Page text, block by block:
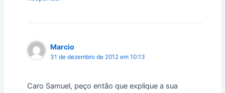
Marcio
31 de dezembro de 2012 em 10:13
Caro Samuel, peço então que explique a sua